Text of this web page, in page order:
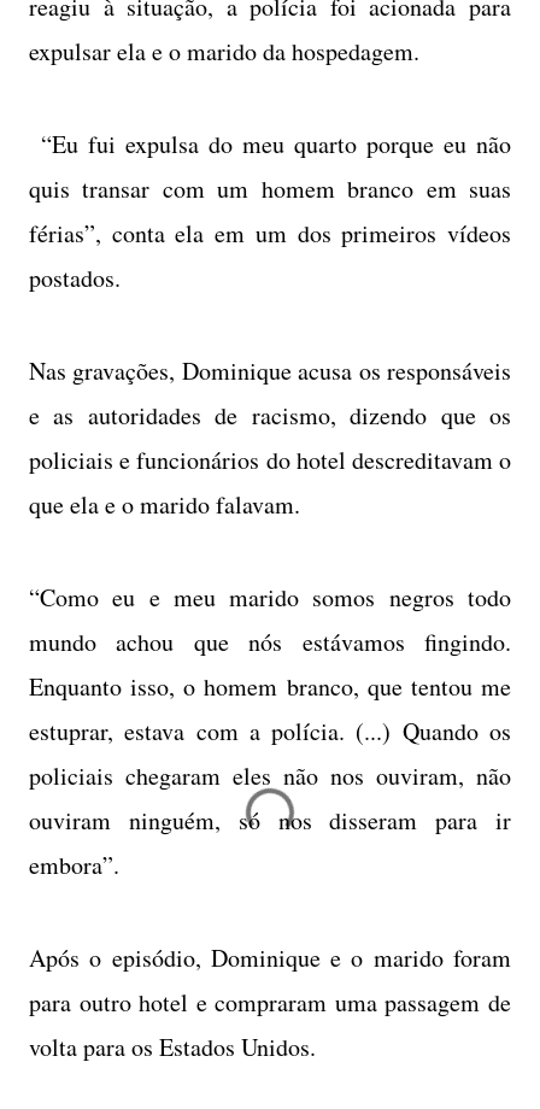
reagiu à situação, a polícia foi acionada para
expulsar ela e o marido da hospedagem.
“Eu fui expulsa do meu quarto porque eu não
quis transar com um homem branco em suas
férias”, conta ela em um dos primeiros vídeos
postados.
Nas gravações, Dominique acusa os responsáveis
e as autoridades de racismo, dizendo que os
policiais e funcionários do hotel descreditavam o
que ela e o marido falavam.
“Como eu e meu marido somos negros todo
mundo achou que nós estávamos fingindo.
Enquanto isso, o homem branco, que tentou me
estuprar, estava com a polícia. (...) Quando os
policiais chegaram eles não nos ouviram, não
ouviram ninguém, só nos disseram para ir
embora”.
Após o episódio, Dominique e o marido foram
para outro hotel e compraram uma passagem de
volta para os Estados Unidos.